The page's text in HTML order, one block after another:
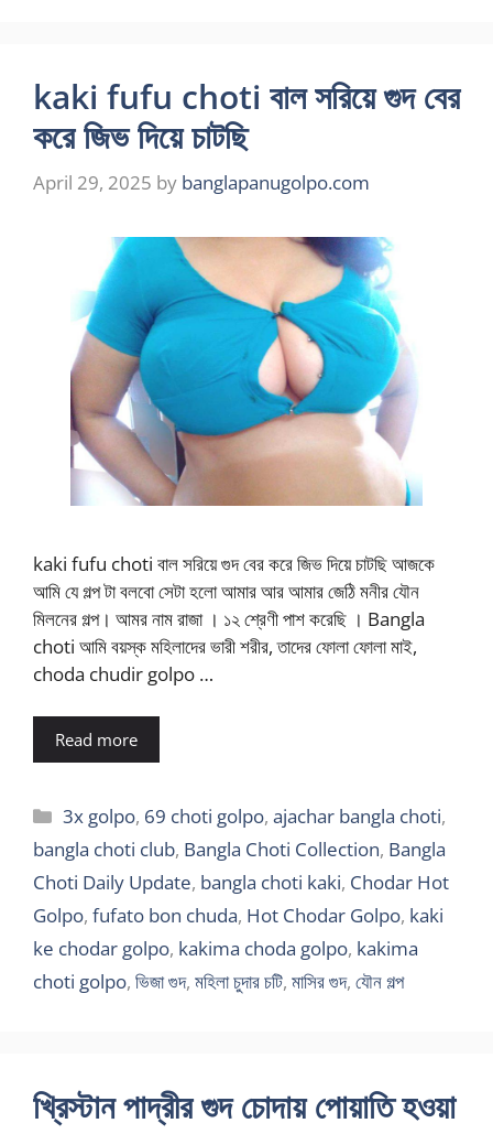
kaki fufu choti বাল সরিয়ে গুদ বের
করে জিভ দিয়ে চাটছি
April 29, 2025 by banglapanugolpo.com
kaki fufu choti বাল সরিয়ে গুদ বের করে জিভ দিয়ে চাটছি আজকে
আমি যে গল্প টা বলবো সেটা হলো আমার আর আমার জেঠি মনীর যৌন
মিলনের গল্প। আমর নাম রাজা । ১২ শ্রেণী পাশ করেছি । Bangla
choti আমি বয়স্ক মহিলাদের ভারী শরীর, তাদের ফোলা ফোলা মাই,
choda chudir golpo …
Read more
Categories
3x golpo, 69 choti golpo,ajachar bangla choti,
bangla choti club, Bangla Choti Collection, Bangla
Choti Daily Update, bangla choti kaki, Chodar Hot
Golpo, fufato bon chuda, Hot Chodar Golpo, kaki
ke chodar golpo, kakima choda golpo, kakima
choti golpo, ভিজা গুদ, মহিলা চুদার চটি, মাসির গুদ, যৌন গল্প
খ্রিস্টান পাদ্রীর গুদ চোদায় পোয়াতি হওয়া